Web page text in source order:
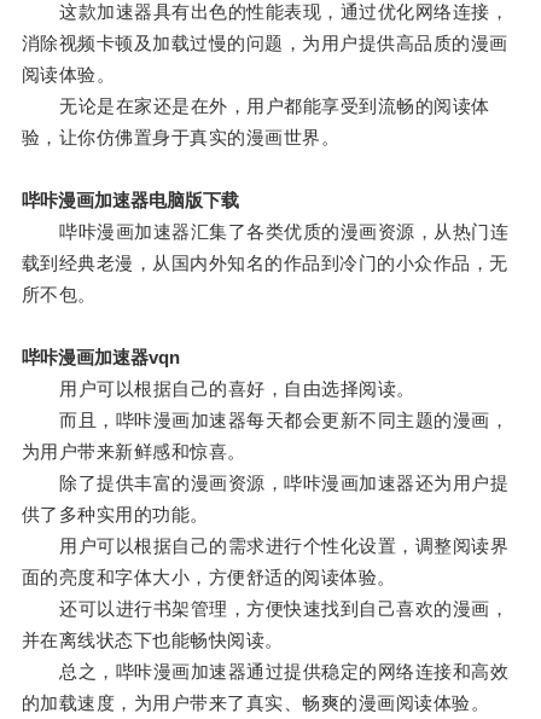
这款加速器具有出色的性能表现，通过优化网络连接，
消除视频卡顿及加载过慢的问题，为用户提供高品质的漫画
阅读体验。
无论是在家还是在外，用户都能享受到流畅的阅读体
验，让你仿佛置身于真实的漫画世界。
哔咔漫画加速器电脑版下载
哔咔漫画加速器汇集了各类优质的漫画资源，从热门连
载到经典老漫，从国内外知名的作品到冷门的小众作品，无
所不包。
哔咔漫画加速器vqn
用户可以根据自己的喜好，自由选择阅读。
而且，哔咔漫画加速器每天都会更新不同主题的漫画，
为用户带来新鲜感和惊喜。
除了提供丰富的漫画资源，哔咔漫画加速器还为用户提
供了多种实用的功能。
用户可以根据自己的需求进行个性化设置，调整阅读界
面的亮度和字体大小，方便舒适的阅读体验。
还可以进行书架管理，方便快速找到自己喜欢的漫画，
并在离线状态下也能畅快阅读。
总之，哔咔漫画加速器通过提供稳定的网络连接和高效
的加载速度，为用户带来了真实、畅爽的漫画阅读体验。